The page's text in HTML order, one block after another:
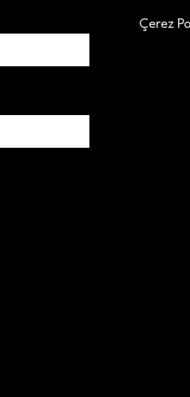
Çerez